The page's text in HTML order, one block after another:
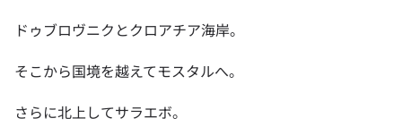
ドゥブロヴニクとクロアチア海岸。
そこから国境を越えてモスタルへ。
さらに北上してサラエボ。